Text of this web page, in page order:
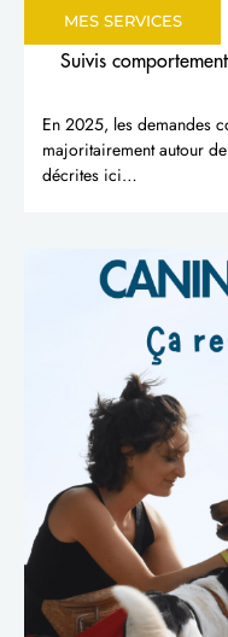
MES SERVICES
Suivis
En 2025, les demandes
majoritairement autour
décrites ici…